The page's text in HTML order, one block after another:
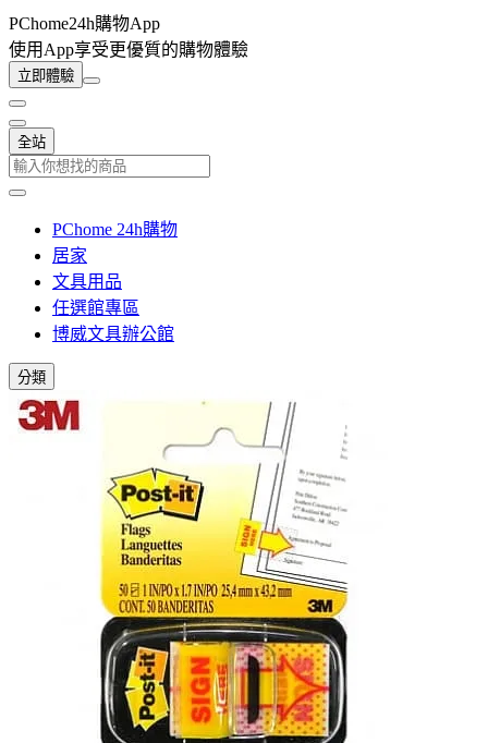
PChome24h購物App
使用App享受更優質的購物體驗
立即體驗
全站
PChome 24h購物
居家
文具用品
任選館專區
博威文具辦公館
分類